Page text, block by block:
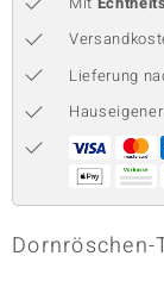
Classics
Lieferung